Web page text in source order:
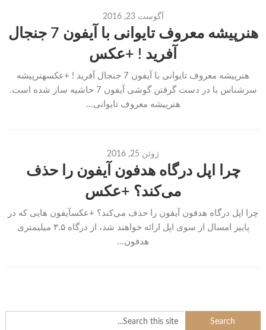
آگوست 23, 2016
هنرپیشه معروف تایوانی با آیفون 7 جنجال
آفرید ! +عکس
هنرپیشه معروف تایوانی با آیفون 7 جنجال آفرید ! +عکسهنرپیشه
سرشناس با در دست گرفتن گوشی آیفون 7 حاشیه ساز شده است.
هنرپیشه معروف تایوانی...
ژوئن 25, 2016
چرا اپل درگاه هدفون آیفون را حذف
می‌کند؟ +عکس
چرا اپل درگاه هدفون آیفون را حذف می‌کند؟ +عکسآیفون هایی که در
پاییز امسال از سوی اپل ارائه خواهند شد، از درگاه ۳.۵ میلیمتری
هدفون...